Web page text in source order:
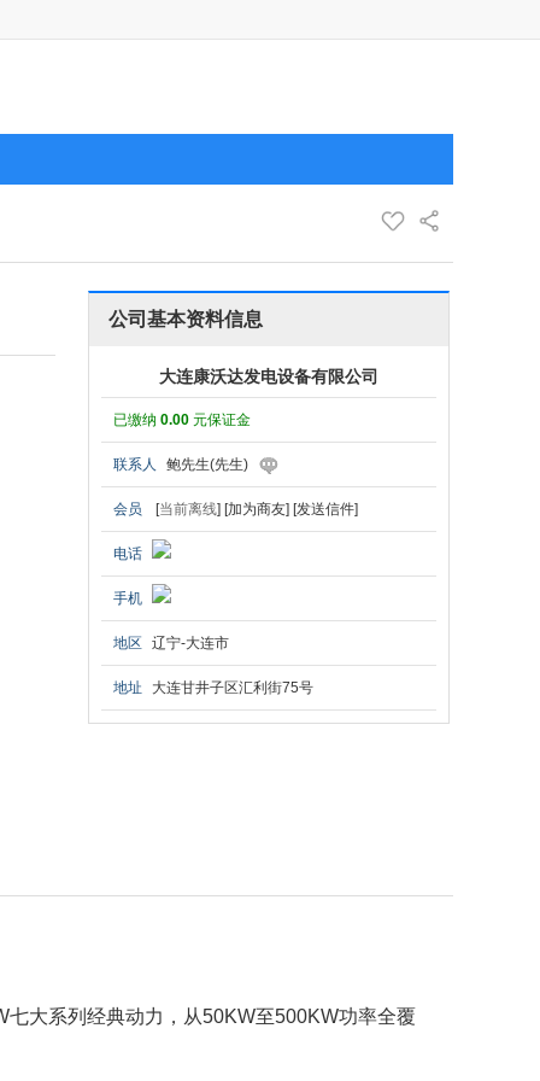
公司基本资料信息
大连康沃达发电设备有限公司
已缴纳 0.00 元保证金
联系人 鲍先生(先生)
会员 [当前离线] [加为商友] [发送信件]
电话
手机
地区 辽宁-大连市
地址 大连甘井子区汇利街75号
七大系列经典动力，从50KW至500KW功率全覆